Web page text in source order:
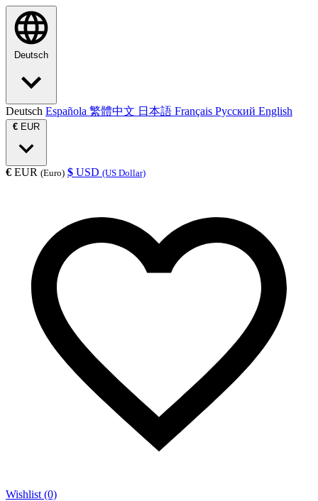
Deutsch
Deutsch Española 繁體中文 日本語 Français Русский English
€ EUR
€ EUR (Euro) $ USD (US Dollar)
Wishlist (0)